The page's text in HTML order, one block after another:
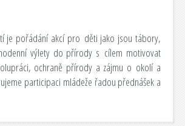
je pořádání akcí pro děti jako jsou tábory,
výlety do přírody s cílem motivovat
ochraně přírody a zájmu o okolí a
participaci mládeže řadou přednášek a